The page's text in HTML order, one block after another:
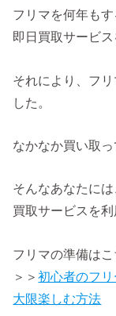
フリマを何年も
即日買取サービ
それにより、フ
した。
なかなか買い取
そんなあなたに
買取サービスを
フリマの準備は
＞＞初心者のフ
大限楽しむ方法